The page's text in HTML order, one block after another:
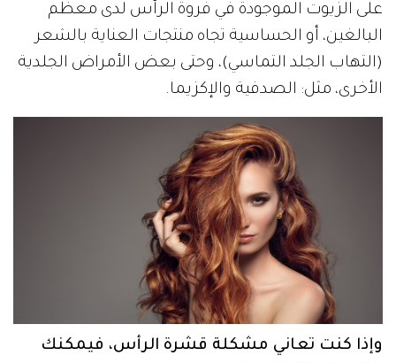
على الزيوت الموجودة في فروة الرأس لدى معظم
البالغين، أو الحساسية تجاه منتجات العناية بالشعر
(التهاب الجلد التماسي)، وحتى بعض الأمراض الجلدية
الأخرى، مثل: الصدفية والإكزيما.
وإذا كنت تعاني مشكلة قشرة الرأس، فيمكنك